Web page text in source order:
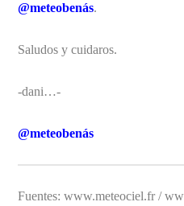
@meteobenás.
Saludos y cuidaros.
-dani…-
@meteobenás
Fuentes: www.meteociel.fr /